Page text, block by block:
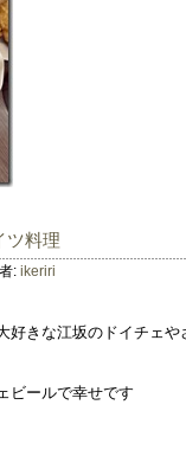
ツ料理
: ikeriri
好きな江坂のドイチェや
ビールで幸せです